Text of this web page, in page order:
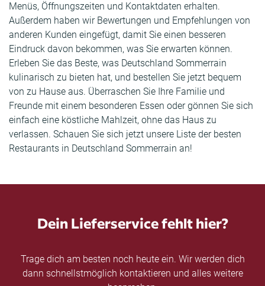
Menüs, Öffnungszeiten und Kontaktdaten erhalten.
Außerdem haben wir Bewertungen und Empfehlungen von
anderen Kunden eingefügt, damit Sie einen besseren
Eindruck davon bekommen, was Sie erwarten können.
Erleben Sie das Beste, was Deutschland Sommerrain
kulinarisch zu bieten hat, und bestellen Sie jetzt bequem
von zu Hause aus. Überraschen Sie Ihre Familie und
Freunde mit einem besonderen Essen oder gönnen Sie sich
einfach eine köstliche Mahlzeit, ohne das Haus zu
verlassen. Schauen Sie sich jetzt unsere Liste der besten
Restaurants in Deutschland Sommerrain an!
Dein Lieferservice fehlt hier?
Trage dich am besten noch heute ein. Wir werden dich
dann schnellstmöglich kontaktieren und alles weitere